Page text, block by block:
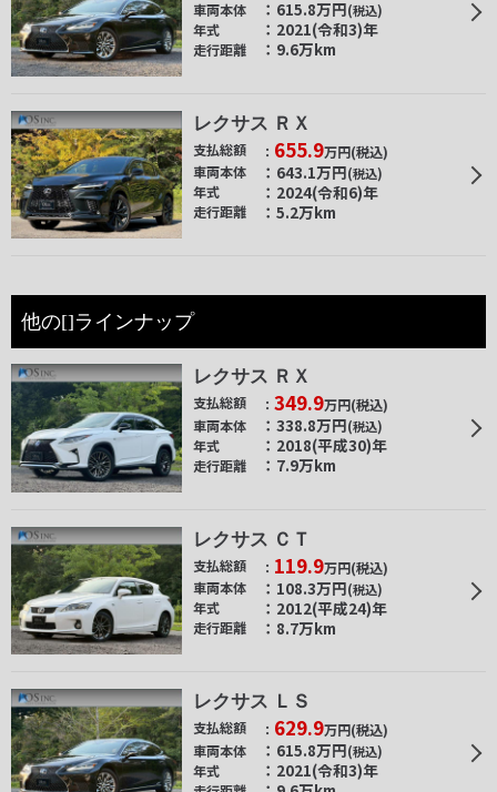
車両本体
615.8万円(税込)
年式 2021(令和3)年
走行距離 9.6万km
レクサス ＲＸ
支払総額 655.9万円(税込)
車両本体
643.1万円(税込)
年式 2024(令和6)年
走行距離 5.2万km
他の[]ラインナップ
レクサス ＲＸ
支払総額 349.9万円(税込)
車両本体
338.8万円(税込)
年式 2018(平成30)年
走行距離 7.9万km
レクサス ＣＴ
支払総額 119.9万円(税込)
車両本体
108.3万円(税込)
年式 2012(平成24)年
走行距離 8.7万km
レクサス ＬＳ
支払総額 629.9万円(税込)
車両本体
615.8万円(税込)
年式 2021(令和3)年